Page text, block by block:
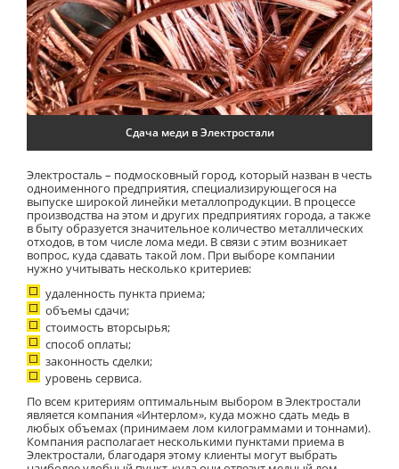
Электросталь – подмосковный город, который назван в честь
одноименного предприятия, специализирующегося на
выпуске широкой линейки металлопродукции. В процессе
производства на этом и других предприятиях города, а также
в быту образуется значительное количество металлических
отходов, в том числе лома меди. В связи с этим возникает
вопрос, куда сдавать такой лом. При выборе компании
нужно учитывать несколько критериев:
удаленность пункта приема;
объемы сдачи;
стоимость вторсырья;
способ оплаты;
законность сделки;
уровень сервиса.
По всем критериям оптимальным выбором в Электростали
является компания «Интерлом», куда можно сдать медь в
любых объемах (принимаем лом килограммами и тоннами).
Компания располагает несколькими пунктами приема в
Электростали, благодаря этому клиенты могут выбрать
Сдача меди в Электростали